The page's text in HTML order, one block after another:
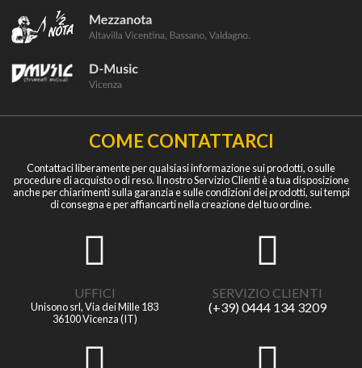
COME CONTATTARCI
Contattaci liberamente per qualsiasi informazione sui prodotti, o sulle
procedure di acquisto o di reso. Il nostro Servizio Clienti è a tua disposizione
anche per chiarimenti sulla garanzia e sulle condizioni dei prodotti, sui tempi
di consegna e per affiancarti nella creazione del tuo ordine.
UFFICI
Unisono srl, Via dei Mille 183
36100 Vicenza (IT)
SERVIZIO CLIENTI
(+39) 0444 134 3209